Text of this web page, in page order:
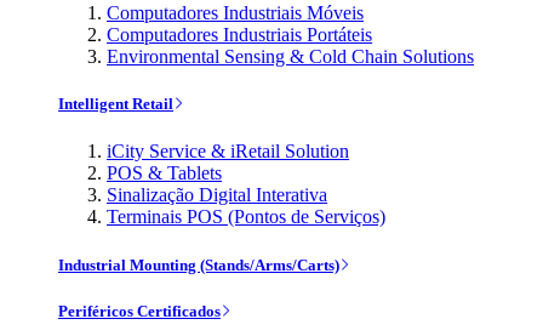
Computadores Industriais Móveis
Computadores Industriais Portáteis
Environmental Sensing & Cold Chain Solutions
Intelligent Retail
iCity Service & iRetail Solution
POS & Tablets
Sinalização Digital Interativa
Terminais POS (Pontos de Serviços)
Industrial Mounting (Stands/Arms/Carts)
Periféricos Certificados